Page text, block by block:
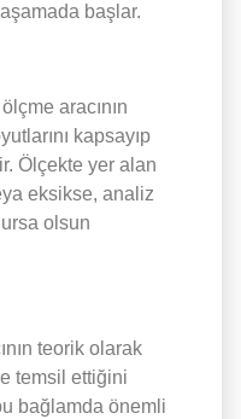
başlar.
aracının
kapsayıp
Ölçekte yer alan
eksikse, analiz
olsun
teorik olarak
temsil ettiğini
bağlamda önemli